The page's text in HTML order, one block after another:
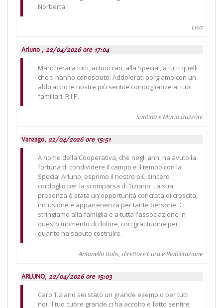
Norberta
Lisa
Arluno , 22/04/2026 ore 17:04
Mancherai a tutti, ai tuoi cari, alla Special, a tutti quelli
che ti hanno conosciuto. Addolorati porgiamo con un
abbraccio le nostre più sentite condoglianze ai tuoi
familiari. R.I.P.
Santina e Mario Buzzoni
Vanzago, 22/04/2026 ore 15:51
A nome della Cooperativa, che negli anni ha avuto la
fortuna di condividere il campo e il tempo con la
Special Arluno, esprimo il nostro più sincero
cordoglio per la scomparsa di Tiziano. La sua
presenza è stata un'opportunità concreta di crescita,
inclusione e appartenenza per tante persone. Ci
stringiamo alla famiglia e a tutta l'associazione in
questo momento di dolore, con gratitudine per
quanto ha saputo costruire.
Antonello Bolis, direttore Cura e Riabilitazione
ARLUNO, 22/04/2026 ore 15:03
Caro Tiziano sei stato un grande esempio per tutti
noi, il tuo cuore grande ci ha accolto e fatto sentire